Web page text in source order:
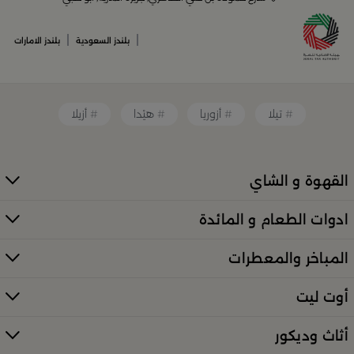
أدوات القهوة والشاي الفريدة
قطع ديكور منزلية تضفي لمسة فنية
تسوقي أدوات تقديم وضيافة راقية في
إذا كنتِ تبحثين عن أدوات تقديم مميزة لإفطار العائلة أو احتفال
خاص، فستجدين كل ما تحتاجينه لدى
الأنيقة إلى أرفف التقديم والصواني، صُمّمت المنتجات لتمنحك
لمسات فاخرة في كل مناسبة. اكتشفي الخيارات عبر الرابط
الرئيسي:تسوّقي أدوات التقديم والضيافة في بلن‌ــدز
بلندز السعودية بلندز الامارات
تيلا أزوريا هيْدا أزيلا
القهوة و الشاي
ادوات الطعام و المائدة
المباخر والمعطرات
أوت ليت
أثاث وديكور